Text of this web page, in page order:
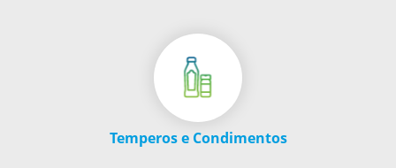
Temperos e Condimentos